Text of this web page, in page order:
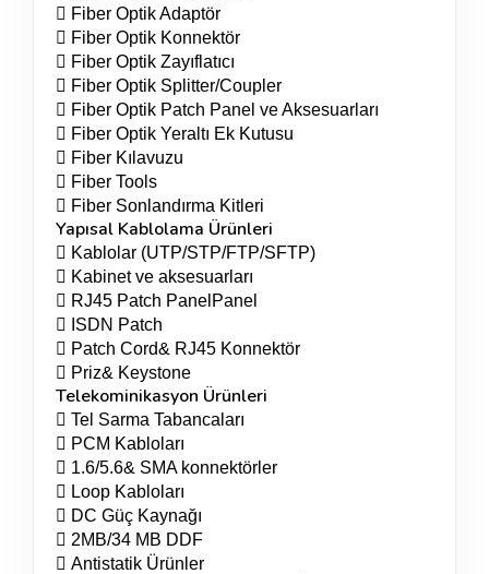
 Fiber Optik Adaptör
 Fiber Optik Konnektör
 Fiber Optik Zayıflatıcı
 Fiber Optik Splitter/Coupler
 Fiber Optik Patch Panel ve Aksesuarları
 Fiber Optik Yeraltı Ek Kutusu
 Fiber Kılavuzu
 Fiber Tools
 Fiber Sonlandırma Kitleri
Yapısal Kablolama Ürünleri
 Kablolar (UTP/STP/FTP/SFTP)
 Kabinet ve aksesuarları
 RJ45 Patch PanelPanel
 ISDN Patch
 Patch Cord& RJ45 Konnektör
 Priz& Keystone
Telekominikasyon Ürünleri
 Tel Sarma Tabancaları
 PCM Kabloları
 1.6/5.6& SMA konnektörler
 Loop Kabloları
 DC Güç Kaynağı
 2MB/34 MB DDF
 Antistatik Ürünler